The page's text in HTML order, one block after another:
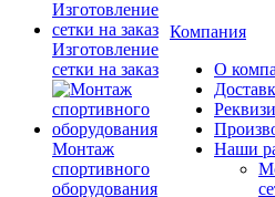
Изготовление
сетки на заказ
Монтаж
спортивного
оборудования
Компания
О
Наши